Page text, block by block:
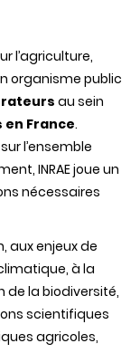
l’agriculture,
organisme public
au sein
en France.
l’ensemble
INRAE joue un
nécessaires
aux enjeux de
à la
de la biodiversité,
scientifiques
agricoles,